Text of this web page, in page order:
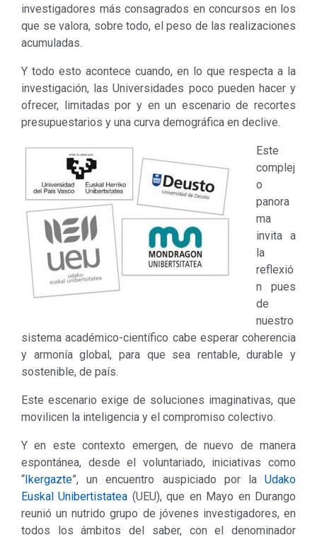
investigadores más consagrados en concursos en los
que se valora, sobre todo, el peso de las realizaciones
acumuladas.
Y todo esto acontece cuando, en lo que respecta a la
investigación, las Universidades poco pueden hacer y
ofrecer, limitadas por y en un escenario de recortes
presupuestarios y una curva demográfica en declive.
Este
complej
o
panora
ma
invita a
la
reflexió
n pues
de
nuestro
sistema académico-científico cabe esperar coherencia
y armonía global, para que sea rentable, durable y
sostenible, de país.
Este escenario exige de soluciones imaginativas, que
movilicen la inteligencia y el compromiso colectivo.
Y en este contexto emergen, de nuevo de manera
espontánea, desde el voluntariado, iniciativas como
“Ikergazte”, un encuentro auspiciado por la Udako
Euskal Unibertistatea (UEU), que en Mayo en Durango
reunió un nutrido grupo de jóvenes investigadores, en
todos los ámbitos del saber, con el denominador